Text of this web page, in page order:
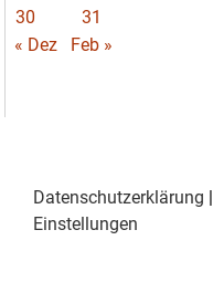
30
31
« Dez
Feb »
Datenschutzerklärung |
Einstellungen